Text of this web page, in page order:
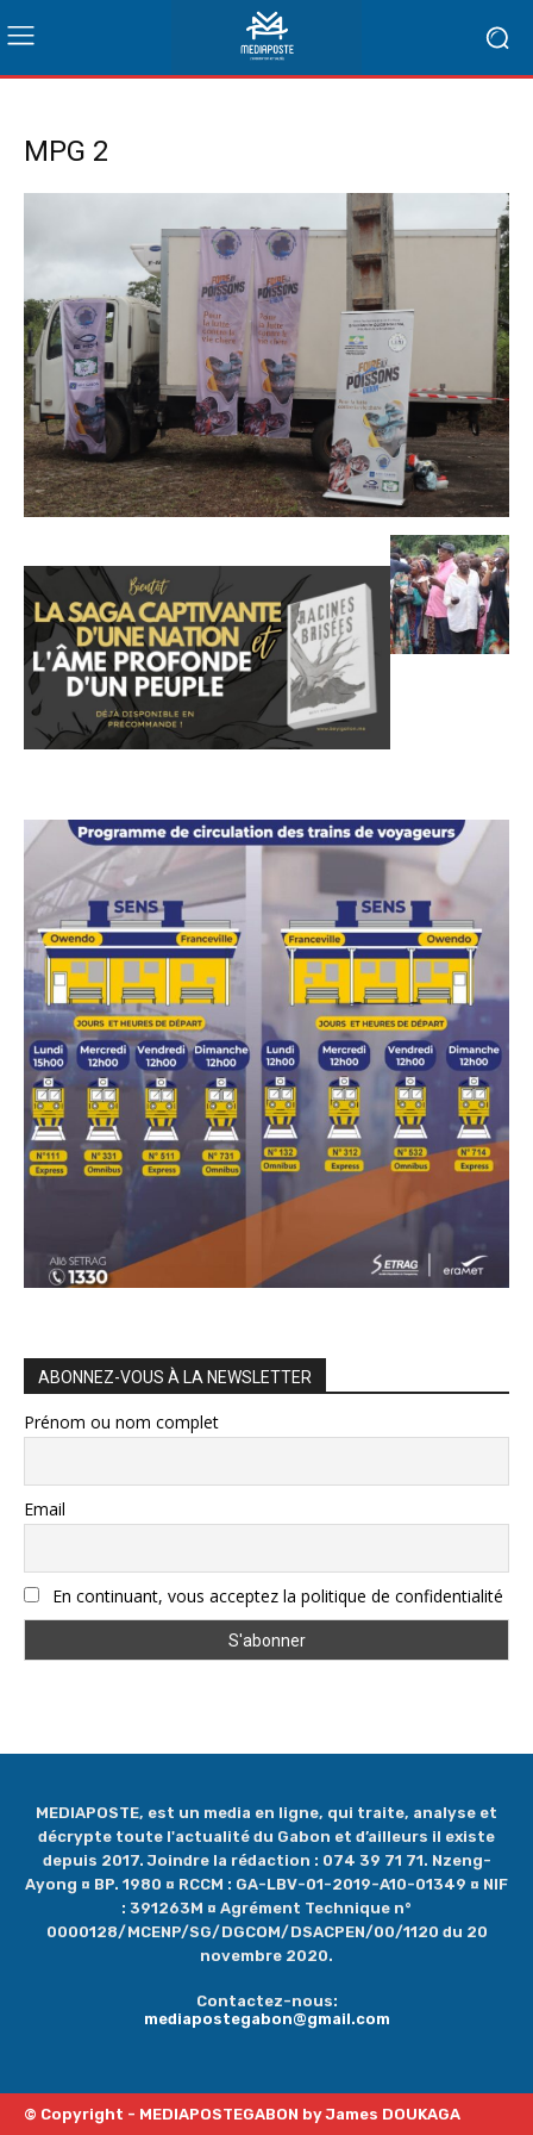
MPG 2
ABONNEZ-VOUS À LA NEWSLETTER
Prénom ou nom complet
Email
En continuant, vous acceptez la politique de confidentialité
MEDIAPOSTE, est un media en ligne, qui traite, analyse et
décrypte toute l'actualité du Gabon et d’ailleurs il existe
depuis 2017. Joindre la rédaction : 074 39 71 71. Nzeng-
Ayong ¤ BP. 1980 ¤ RCCM : GA-LBV-01-2019-A10-01349 ¤ NIF
: 391263M ¤ Agrément Technique n°
0000128/MCENP/SG/DGCOM/DSACPEN/00/1120 du 20
novembre 2020.
Contactez-nous:
mediapostegabon@gmail.com
© Copyright - MEDIAPOSTEGABON by James DOUKAGA